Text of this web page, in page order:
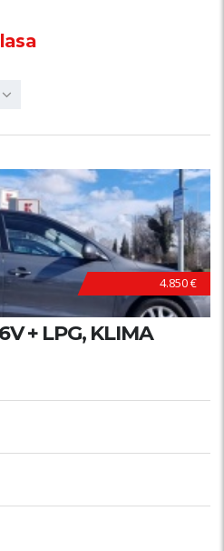
4.850 €
+ LPG, KLIMA